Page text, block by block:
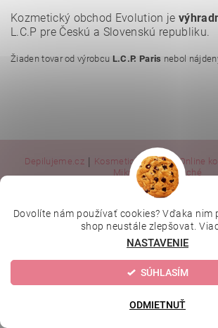
Kozmetický obchod Evolution je
L.C.P pre Českú a Slovenskú republiku.
Žiaden tovar od výrobcu L.C.P. Paris nebol
Depilujeme.cz | Kosmetická škola | Online
MikroArt | Ella Baché
2026 © Kozmetický obchod, všetky práva vyhradené
Vytvoril Shoptet
Dovolíte nám používať cookies? Vďaka nim
shop neustále zlepšovat.
NASTAVENIE
ODMIETNUŤ
SÚHLASÍM